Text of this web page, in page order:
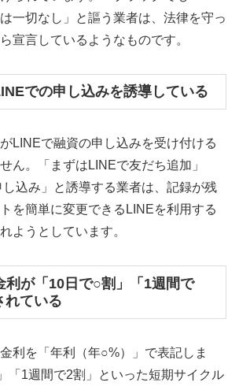
一切なし」と謳う業者は、法律を守っ
宣言しているようなものです。
での申し込みを誘導している
LINEで融資の申し込みを受け付ける
ん。「まずはLINEで友だち追加」
し込み」と誘導する業者は、記録が残
を簡単に変更できるLINEを利用する
ようとしています。
利が「10日で○割」「1週間で
れている
利を「年利（年○%）」で表記しま
「1週間で2割」といった短期サイクル